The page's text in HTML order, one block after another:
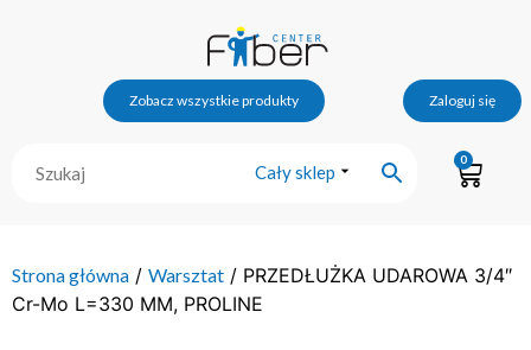
Zobacz wszystkie produkty Zaloguj się
Cały sklep
0
Strona główna / Warsztat / PRZEDŁUŻKA UDAROWA 3/4″
Cr-Mo L=330 MM, PROLINE